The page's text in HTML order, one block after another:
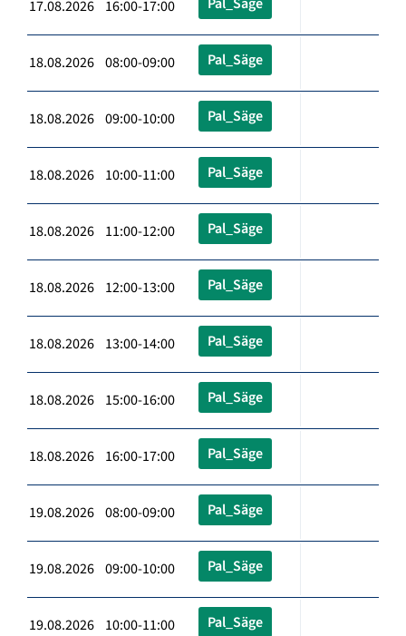
17.08.2026 16:00-17:00
18.08.2026 08:00-09:00 Pal_Säge
18.08.2026 09:00-10:00 Pal_Säge
18.08.2026 10:00-11:00 Pal_Säge
18.08.2026 11:00-12:00 Pal_Säge
18.08.2026 12:00-13:00 Pal_Säge
18.08.2026 13:00-14:00 Pal_Säge
18.08.2026 15:00-16:00 Pal_Säge
18.08.2026 16:00-17:00 Pal_Säge
19.08.2026 08:00-09:00 Pal_Säge
19.08.2026 09:00-10:00 Pal_Säge
19.08.2026 10:00-11:00 Pal_Säge